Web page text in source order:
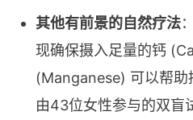
其他有前景的自然疗法
现确保摄入足量的钙
(Manganese) 可以帮助
由43位女性参与的双盲